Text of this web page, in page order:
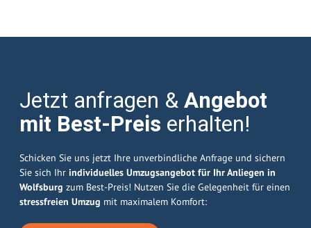
Jetzt anfragen &Angebot
mit Best-Preis erhalten!
Schicken Sie uns jetzt Ihre unverbindliche Anfrage und sichern
Sie sich Ihr individuelles Umzugsangebot für Ihr Anliegen in
Wolfsburg zum Best-Preis! Nutzen Sie die Gelegenheit für einen
stressfreien Umzug mit maximalem Komfort: